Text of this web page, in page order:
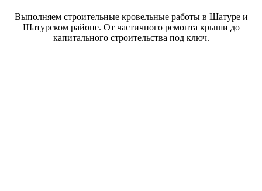
Выполняем строительные кровельные работы в Шатуре и
Шатурском районе. От частичного ремонта крыши до
капитального строительства под ключ.